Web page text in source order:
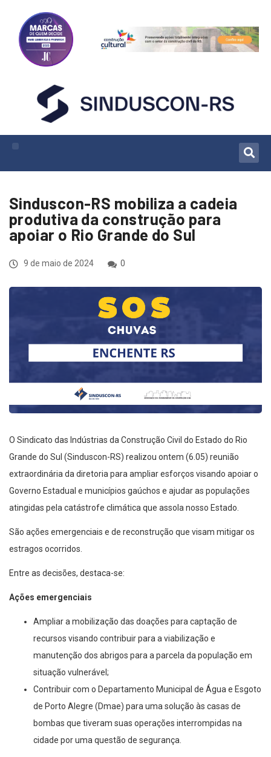
Sinduscon-RS mobiliza a cadeia
produtiva da construção para
apoiar o Rio Grande do Sul
9 de maio de 2024 0
O Sindicato das Indústrias da Construção Civil do Estado do Rio
Grande do Sul (Sinduscon-RS) realizou ontem (6.05) reunião
extraordinária da diretoria para ampliar esforços visando apoiar o
Governo Estadual e municípios gaúchos e ajudar as populações
atingidas pela catástrofe climática que assola nosso Estado.
São ações emergenciais e de reconstrução que visam mitigar os
estragos ocorridos.
Entre as decisões, destaca-se:
Ações emergenciais
Ampliar a mobilização das doações para captação de
recursos visando contribuir para a viabilização e
manutenção dos abrigos para a parcela da população em
situação vulnerável;
Contribuir com o Departamento Municipal de Água e Esgoto
de Porto Alegre (Dmae) para uma solução às casas de
bombas que tiveram suas operações interrompidas na
cidade por uma questão de segurança.